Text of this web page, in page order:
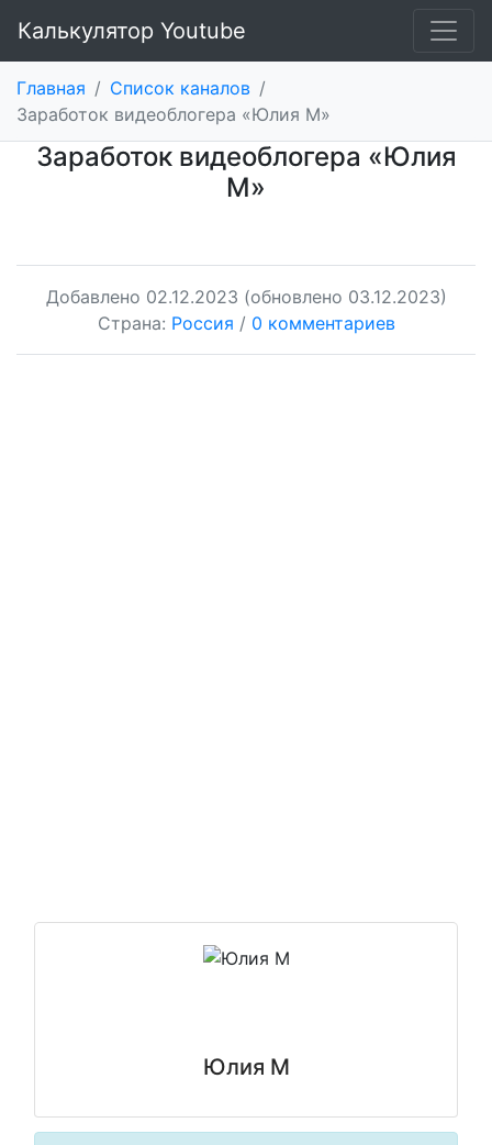
Калькулятор Youtube
Главная / Список каналов /
Заработок видеоблогера «Юлия М»
Заработок видеоблогера «Юлия
М»
Добавлено 02.12.2023 (обновлено 03.12.2023)
Страна: Россия / 0 комментариев
Юлия М